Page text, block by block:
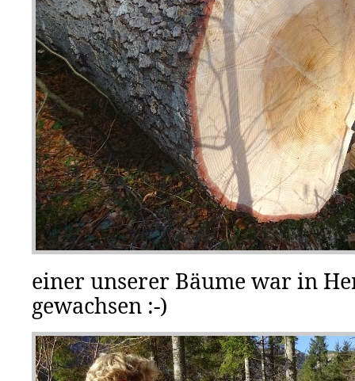
einer unserer Bäume war in
gewachsen :-)